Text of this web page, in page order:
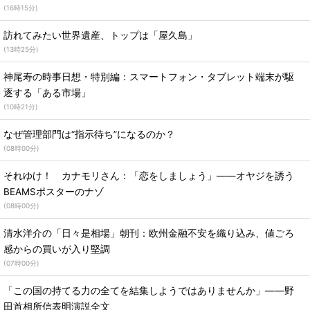
(16時15分)
訪れてみたい世界遺産、トップは「屋久島」
(13時25分)
神尾寿の時事日想・特別編：スマートフォン・タブレット端末が駆
逐する「ある市場」
(10時21分)
なぜ管理部門は“指示待ち”になるのか？
(08時00分)
それゆけ！ カナモリさん：「恋をしましょう」――オヤジを誘う
BEAMSポスターのナゾ
(08時00分)
清水洋介の「日々是相場」朝刊：欧州金融不安を織り込み、値ごろ
感からの買いが入り堅調
(07時00分)
「この国の持てる力の全てを結集しようではありませんか」――野
田首相所信表明演説全文